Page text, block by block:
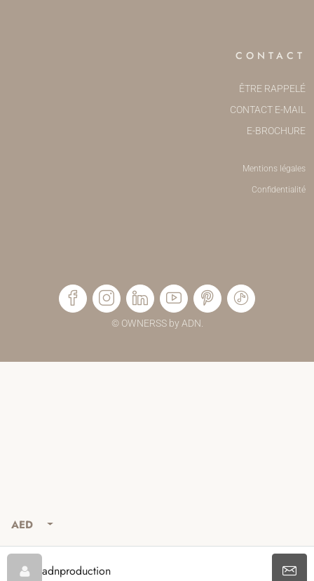
AED
adnproduction
CONTACT
ÊTRE RAPPELÉ
CONTACT E-MAIL
E-BROCHURE
Mentions légales
Confidentialité
© OWNERSS by ADN.